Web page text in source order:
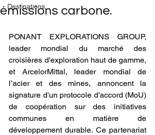
Destinations
émissions carbone.
PONANT EXPLORATIONS GROUP,
leader mondial du marché des
croisières d'exploration haut de gamme,
et ArcelorMittal, leader mondial de
l’acier et des mines, annoncent la
signature d'un protocole d'accord (MoU)
de coopération sur des initiatives
communes en matière de
développement durable. Ce partenariat